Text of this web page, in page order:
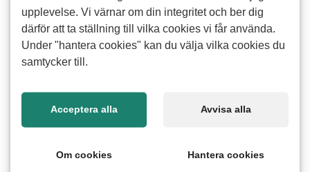
Vad ingår i trädgårdsarbete?
Det kan handla om allt från gräsklippning och
Trädgårdsarbete omfattar både löpande skötsel och
Hur går det till? Läs mer
upplevelse. Vi värnar om din integritet och ber dig
därför att ta ställning till vilka cookies vi får använda.
Under "hantera cookies" kan du välja vilka cookies du
samtycker till.
Acceptera alla Avvisa alla
Om cookies Hantera cookies